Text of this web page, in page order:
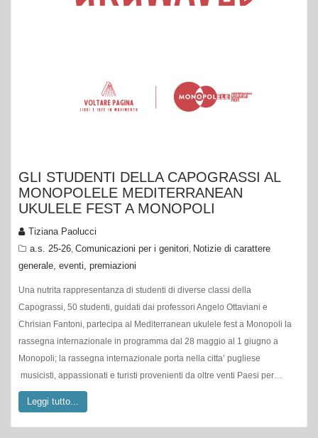
GLI STUDENTI DELLA CAPOGRASSI AL
MONOPOLELE MEDITERRANEAN
UKULELE FEST A MONOPOLI
Tiziana Paolucci
a.s. 25-26 Comunicazioni per i genitori Notizie di carattere
generale, eventi, premiazioni
Una nutrita rappresentanza di studenti di diverse classi della
Capograssi, 50 studenti, guidati dai professori Angelo Ottaviani e
Chrisian Fantoni, partecipa al Mediterranean ukulele fest a Monopoli la
rassegna internazionale in programma dal 28 maggio al 1 giugno a
Monopoli; la rassegna internazionale porta nella citta’ pugliese
musicisti, appassionati e turisti provenienti da oltre venti Paesi per…
Leggi tutto...